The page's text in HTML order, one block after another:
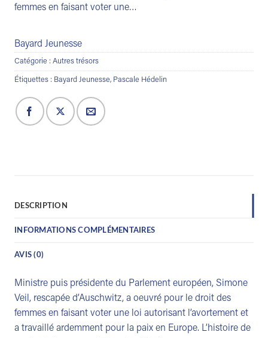
femmes en faisant voter une…
Bayard Jeunesse
Catégorie : Autres trésors
Étiquettes : Bayard Jeunesse, Pascale Hédelin
DESCRIPTION
INFORMATIONS COMPLÉMENTAIRES
AVIS (0)
Ministre puis présidente du Parlement européen, Simone
Veil, rescapée d’Auschwitz, a oeuvré pour le droit des
femmes en faisant voter une loi autorisant l’avortement et
a travaillé ardemment pour la paix en Europe. L’histoire de